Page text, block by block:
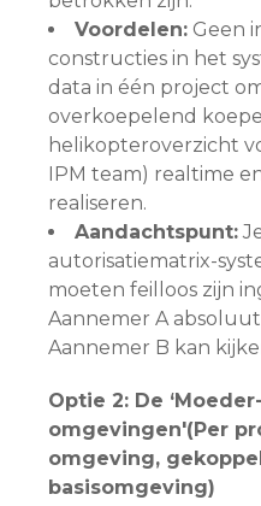
Voordelen: Geen
constructies in het
data in één project
overkoepelend
helikopteroverzicht
IPM team) realtime
realiseren.
Aandachtspunt:
autorisatiematrix-
moeten feilloos zijn
Aannemer A
Aannemer B kan
Optie 2: De
omgevingen'(Per
omgeving,
basisomgeving)